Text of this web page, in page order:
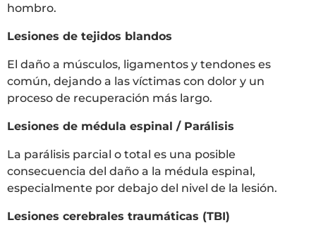
hombro.
Lesiones de tejidos blandos
El daño a músculos, ligamentos y tendones es
común, dejando a las víctimas con dolor y un
proceso de recuperación más largo.
Lesiones de médula espinal / Parálisis
La parálisis parcial o total es una posible
consecuencia del daño a la médula espinal,
especialmente por debajo del nivel de la lesión.
Lesiones cerebrales traumáticas (TBI)